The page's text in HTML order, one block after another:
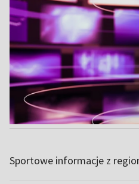
Sportowe informacje z